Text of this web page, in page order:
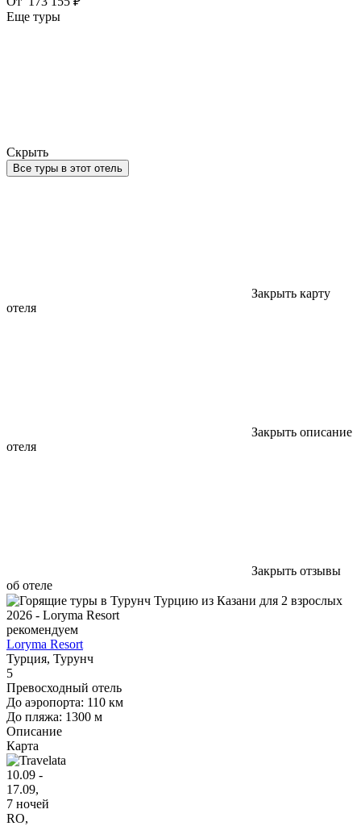
Еще туры
Скрыть
Все туры в этот отель
Закрыть карту
отеля
Закрыть описание
отеля
Закрыть отзывы
об отеле
рекомендуем
Loryma Resort
Турция, Турунч
5
Превосходный отель
До аэропорта: 110 км
До пляжа: 1300 м
Описание
Карта
10.09 -
17.09,
7 ночей
RO,